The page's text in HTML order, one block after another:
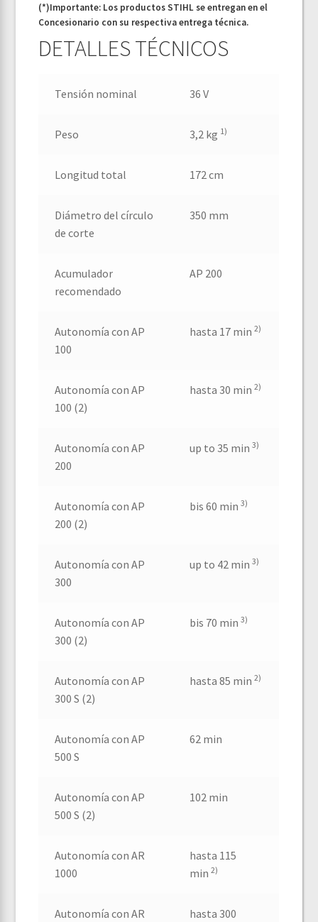
(*)Importante: Los productos STIHL se entregan en el
Concesionario con su respectiva entrega técnica.
DETALLES TÉCNICOS
Tensión nominal 36 V
Peso 3,2 kg 1)
Longitud total 172 cm
Diámetro del círculo
de corte
350 mm
Acumulador
recomendado
AP 200
Autonomía con AP
100
hasta 17 min2)
Autonomía con AP
100 (2)
hasta 30 min2)
Autonomía con AP
200
up to 35 min3)
Autonomía con AP
200 (2)
bis 60 min3)
Autonomía con AP
300
up to 42 min3)
Autonomía con AP
300 (2)
bis 70 min3)
Autonomía con AP
300 S (2)
hasta 85 min2)
Autonomía con AP
500 S
62 min
Autonomía con AP
500 S (2)
102 min
Autonomía con AR
1000
hasta 115
min2)
Autonomía con AR
hasta 300